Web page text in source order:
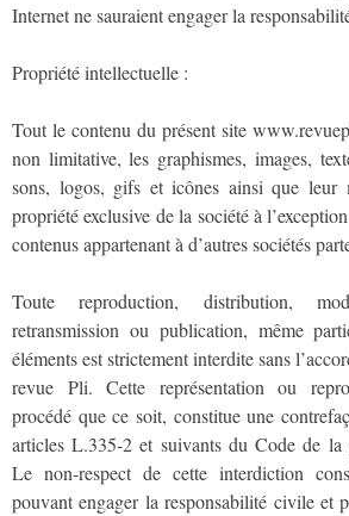
Internet ne sauraient engager la
Propriété intellectuelle :
Tout le contenu du présent site
non limitative, les graphismes, images,
sons, logos, gifs et icônes ainsi que leur
propriété exclusive de la société à
contenus appartenant à d’autres sociétés
Toute reproduction, distribution,
retransmission ou publication, même
éléments est strictement interdite sans
revue Pli. Cette représentation ou
procédé que ce soit, constitue une
articles L.335-2 et suivants du Code de la
Le non-respect de cette interdiction
pouvant engager la responsabilité civile et